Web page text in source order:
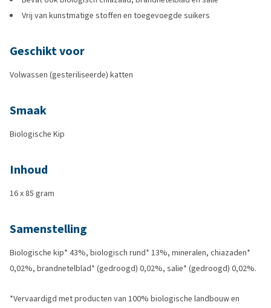
Vrij van kunstmatige stoffen en toegevoegde suikers
Geschikt voor
Volwassen (gesteriliseerde) katten
Smaak
Biologische Kip
Inhoud
16 x 85 gram
Samenstelling
Biologische kip* 43%, biologisch rund* 13%, mineralen, chiazaden*
0,02%, brandnetelblad* (gedroogd) 0,02%, salie* (gedroogd) 0,02%.
*Vervaardigd met producten van 100% biologische landbouw en